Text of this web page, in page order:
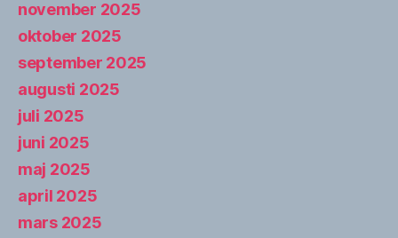
november 2025
oktober 2025
september 2025
augusti 2025
juli 2025
juni 2025
maj 2025
april 2025
mars 2025